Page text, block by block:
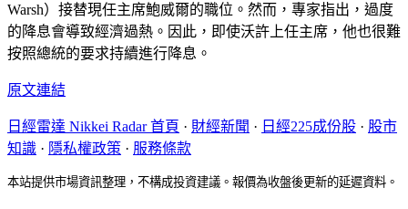
Warsh）接替現任主席鮑威爾的職位。然而，專家指出，過度
的降息會導致經濟過熱。因此，即使沃許上任主席，他也很難
按照總統的要求持續進行降息。
原文連結
日經雷達 Nikkei Radar 首頁 · 財經新聞 · 日經225成份股 · 股市
知識 · 隱私權政策 · 服務條款
本站提供市場資訊整理，不構成投資建議。報價為收盤後更新的延遲資料。